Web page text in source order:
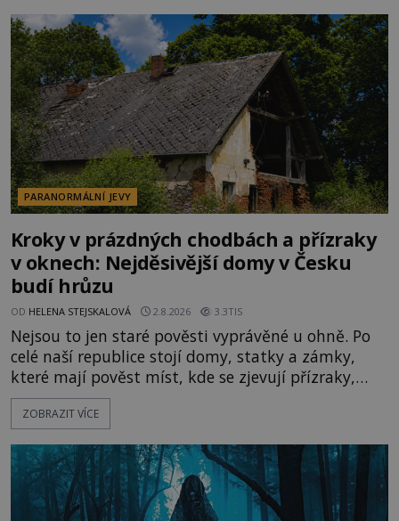
kolem 17 000 000 zábavychtivých lidí ročně. A ač je
velká snaha to utajit, někteří z
PARANORMÁLNÍ JEVY
Kroky v prázdných chodbách a přízraky
v oknech: Nejděsivější domy v Česku
budí hrůzu
OD HELENA STEJSKALOVÁ 2.8.2026 3.3TIS
Nejsou to jen staré pověsti vyprávěné u ohně. Po
celé naší republice stojí domy, statky a zámky,
které mají pověst míst, kde se zjevují přízraky,
ozývají nevysvětlitelné zvuky nebo se dějí podivné
jevy. Zatímco historici většinou hledají racionální
lokality vykazují nápadně podobná svědectví po
celé generace. A právě tato opakující se svědectví
ZOBRAZIT VÍCE